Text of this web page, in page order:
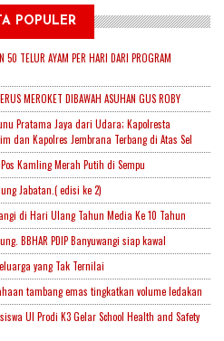
POPULER
50 TELUR AYAM PER HARI DARI PROGRAM
MEROKET DIBAWAH ASUHAN GUS ROBY
Pratama Jaya dari Udara; Kapolresta
dan Kapolres Jembrana Terbang di Atas Sel
Kamling Merah Putih di Sempu
Jabatan.( edisi ke 2)
di Hari Ulang Tahun Media Ke 10 Tahun
BBHAR PDIP Banyuwangi siap kawal
yang Tak Ternilai
tambang emas tingkatkan volume ledakan
UI Prodi K3 Gelar School Health and Safety